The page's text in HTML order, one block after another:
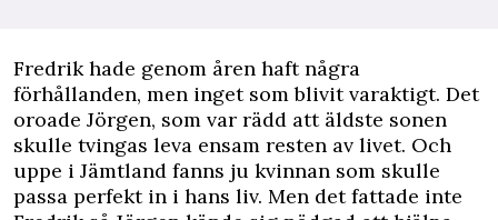
Fredrik hade genom åren haft några
förhållanden, men inget som blivit varaktigt. Det
oroade Jörgen, som var rädd att äldste sonen
skulle tvingas leva ensam resten av livet. Och
uppe i Jämtland fanns ju kvinnan som skulle
passa perfekt in i hans liv. Men det fattade inte